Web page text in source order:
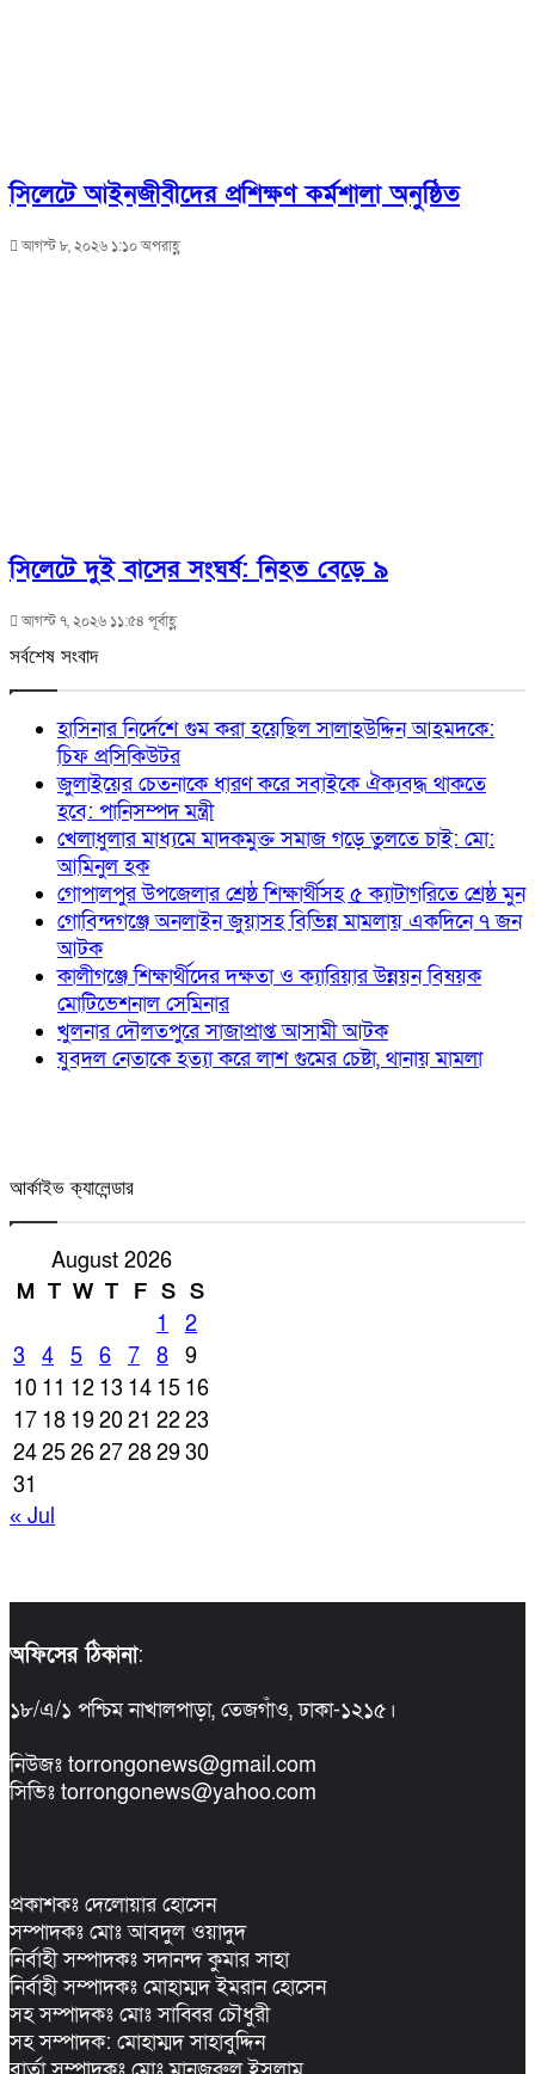
সিলেটে আইনজীবীদের প্রশিক্ষণ কর্মশালা অনুষ্ঠিত
আগস্ট ৮, ২০২৬ ১:১০ অপরাহ্ণ
সিলেটে দুই বাসের সংঘর্ষ: নিহত বেড়ে ৯
আগস্ট ৭, ২০২৬ ১১:৫৪ পূর্বাহ্ণ
সর্বশেষ সংবাদ
হাসিনার নির্দেশে গুম করা হয়েছিল সালাহউদ্দিন আহমদকে:
চিফ প্রসিকিউটর
জুলাইয়ের চেতনাকে ধারণ করে সবাইকে ঐক্যবদ্ধ থাকতে
হবে: পানিসম্পদ মন্ত্রী
খেলাধুলার মাধ্যমে মাদকমুক্ত সমাজ গড়ে তুলতে চাই: মো:
আমিনুল হক
গোপালপুর উপজেলার শ্রেষ্ঠ শিক্ষার্থীসহ ৫ ক্যাটাগরিতে শ্রেষ্ঠ মুন
গোবিন্দগঞ্জে অনলাইন জুয়াসহ বিভিন্ন মামলায় একদিনে ৭ জন
আটক
কালীগঞ্জে শিক্ষার্থীদের দক্ষতা ও ক্যারিয়ার উন্নয়ন বিষয়ক
মোটিভেশনাল সেমিনার
খুলনার দৌলতপুরে সাজাপ্রাপ্ত আসামী আটক
যুবদল নেতাকে হত্যা করে লাশ গুমের চেষ্টা, থানায় মামলা
আর্কাইভ ক্যালেন্ডার
August 2026
M T W T F S S
1
2
3
4 5 6 7 8
9
10 11 12 13 14 15 16
17 18 1920 21 2223
24252627282930
31
« Jul
অফিসের ঠিকানা:
১৮/এ/১ পশ্চিম নাখালপাড়া, তেজগাঁও, ঢাকা-১২১৫।
নিউজঃ torrongonews@gmail.com
সিভিঃ torrongonews@yahoo.com
প্রকাশকঃ দেলোয়ার হোসেন
সম্পাদকঃ মোঃ আবদুল ওয়াদুদ
নির্বাহী সম্পাদকঃ সদানন্দ কুমার সাহা
নির্বাহী সম্পাদকঃ মোহাম্মদ ইমরান হোসেন
সহ সম্পাদকঃ মোঃ সাব্বির চৌধুরী
সহ সম্পাদক: মোহাম্মদ সাহাবুদ্দিন